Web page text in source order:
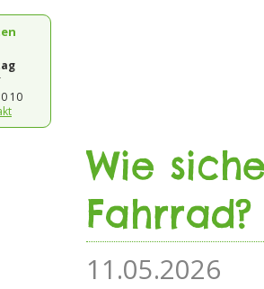
10
Wie
Fahrrad?
11.05.2026